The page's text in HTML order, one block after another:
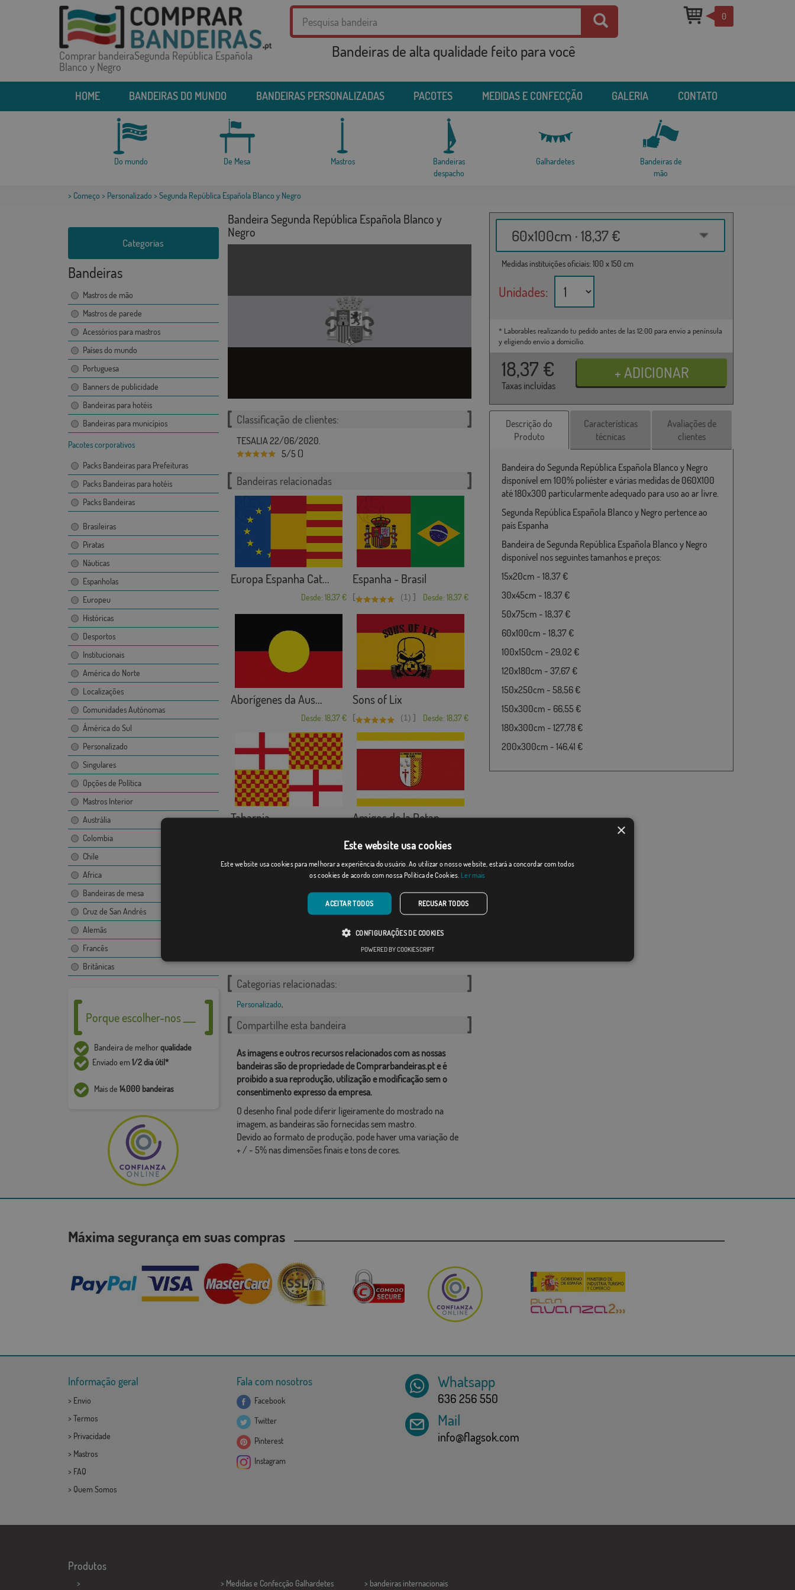
Comprar bandeiraSegunda República Española
Blanco y Negro
Bandeiras de alta qualidade feito para você
0
HOME BANDEIRAS DO MUNDO BANDEIRAS PERSONALIZADAS PACOTES MEDIDAS E CONFECÇÃO GALERIA CONTATO
Do mundo De Mesa Mastros
Bandeiras
despacho
Galhardetes
Bandeiras de
mão
> Começo > Personalizado > Segunda República Española Blanco y Negro
Categorias
Bandeiras
Mastros de mão
Mastros de parede
Acessórios para mastros
Países do mundo
Portuguesa
Banners de publicidade
Bandeiras para hotéis
Bandeiras para municípios
Pacotes corporativos
Packs Bandeiras para Prefeituras
Packs Bandeiras para hotéis
Packs Bandeiras
Brasileiras
Piratas
Náuticas
Espanholas
Europeu
Históricas
Desportos
Institucionais
América do Norte
Localizações
Comunidades Autónomas
Ámérica do Sul
Personalizado
Singulares
Opções de Política
Mastros Interior
Austrália
Colombia
Chile
Africa
Bandeiras de mesa
Cruz de San Andrés
Alemãs
Francês
Britânicas
Porque escolher-nos ___
Bandeira de melhorqualidade
Enviado em1/2 dia útil*
Mais de 14.000 bandeiras
Bandeira Segunda República Española Blanco y
Negro
60x100cm · 18,37 €
Medidas instituições oficiais: 100 x 150 cm
Unidades:
* Laborables realizando tu pedido antes de las 12:00 para envío a península
y eligiendo envío a domicilio.
18,37 €
Taxas incluídas
Classificação de clientes:
TESALIA 22/06/2020.
5/5 ()
Bandeiras relacionadas
Europa Espanha Cat...
Desde: 18,37 €
Espanha - Brasil
[ (1) ] Desde: 18,37 €
Aborígenes da Aus...
Desde: 18,37 €
Sons of Lix
[ (1) ] Desde: 18,37 €
Tabarnia Amigos de la Petan...
Esencia motera
(1)] Desde: 18,37 €
Categorias relacionadas:
Personalizado,
Compartilhe esta bandeira
As imagens e outros recursos relacionados com as nossas
bandeiras são de propriedade de Comprarbandeiras.pt e é
proibido a sua reprodução, utilização e modificação sem o
consentimento expresso da empresa.
O desenho final pode diferir ligeiramente do mostrado na
imagem, as bandeiras são fornecidas sem mastro.
Devido ao formato de produção, pode haver uma variação de
+ / - 5% nas dimensões finais e tons de cores.
Descrição do
Produto
Características
técnicas
Avaliações de
clientes
Bandeira do Segunda República Española Blanco y Negro
disponível em 100% poliéster e várias medidas de 060X100
até 180x300 particularmente adequado para uso ao ar livre.
Segunda República Española Blanco y Negro pertence ao
país Espanha
Bandeira de Segunda República Española Blanco y Negro
disponível nos seguintes tamanhos e preços:
15x20cm - 18,37 €
30x45cm - 18,37 €
50x75cm - 18,37 €
60x100cm - 18,37 €
100x150cm - 29,02 €
120x180cm - 37,67 €
150x250cm - 58,56 €
150x300cm - 66,55 €
180x300cm - 127,78 €
200x300cm - 146,41 €
Máxima segurança em suas compras
Informação geral
> Envio
> Termos
> Privacidade
> Mastros
> FAQ
> Quem Somos
Fala com nosotros
Facebook
Twitter
Pinterest
Instagram
Whatsapp
636 256 550
Mail
info@flagsok.com
Produtos
> > Medidas e Confecção Galhardetes > bandeiras internacionais
×
Este website usa cookies
Este website usa cookies para melhorar a experiência do usuário. Ao utilizar o nosso website, estará a concordar com todos
os cookies de acordo com nossa Política de Cookies. Ler mais
ACEITAR TODOS RECUSAR TODOS
CONFIGURAÇÕES DE COOKIES
POWERED BY COOKIESCRIPT